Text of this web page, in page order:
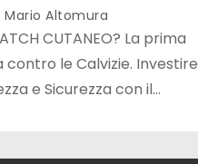
Mario Altomura
CUTANEO? La prima
contro le Calvizie. Investire
e Sicurezza con il…